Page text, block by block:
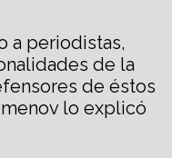
a periodistas,
de la
de éstos
lo explicó